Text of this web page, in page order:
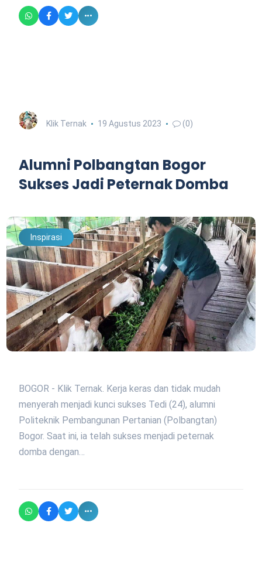
Klik Ternak 19 Agustus 2023 (0)
Alumni Polbangtan Bogor
Sukses Jadi Peternak Domba
Inspirasi
BOGOR - Klik Ternak. Kerja keras dan tidak mudah
menyerah menjadi kunci sukses Tedi (24), alumni
Politeknik Pembangunan Pertanian (Polbangtan)
Bogor. Saat ini, ia telah sukses menjadi peternak
domba dengan…